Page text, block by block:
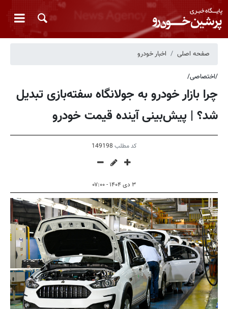
صفحه اصلی اخبار خودرو
/اختصاصی/
چرا بازار خودرو به جولانگاه سفته‌بازی تبدیل
شد؟ | پیش‌بینی آینده قیمت خودرو
کد مطلب 149198
۳ دی ۱۴۰۴ - ۰۷:۰۰